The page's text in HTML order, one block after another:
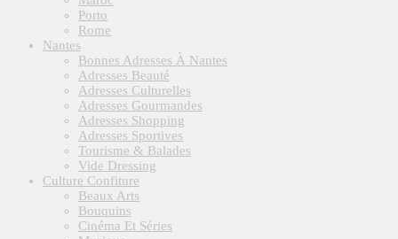
Porto
Rome
Nantes
Bonnes Adresses À Nantes
Adresses Beauté
Adresses Culturelles
Adresses Gourmandes
Adresses Shopping
Adresses Sportives
Tourisme & Balades
Vide Dressing
Culture Confiture
Beaux Arts
Bouquins
Cinéma Et Séries